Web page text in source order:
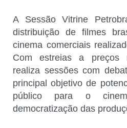
A Sessão Vitrine
distribuição de filmes
cinema comerciais
Com estreias a preços
realiza sessões com
principal objetivo de
público para o
democratização das